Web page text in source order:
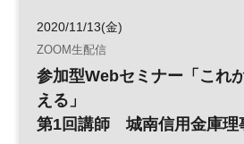
2020/11/13(金)
ZOOM生配信
参加型Webセミナー「これ
える」
第1回講師 城南信用金庫理